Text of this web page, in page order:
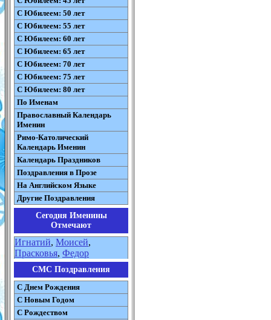
С Юбилеем: 50 лет
С Юбилеем: 55 лет
С Юбилеем: 60 лет
С Юбилеем: 65 лет
С Юбилеем: 70 лет
С Юбилеем: 75 лет
С Юбилеем: 80 лет
По Именам
Православный Календарь
Именин
Римо-Католический
Календарь Именин
Календарь Праздников
Поздравления в Прозе
На Английском Языке
Другие Поздравления
Сегодня Именины
Отмечают
Игнатий, Моисей,
Прасковья, Федор
СМС Поздравления
С Днем Рождения
С Новым Годом
С Рождеством